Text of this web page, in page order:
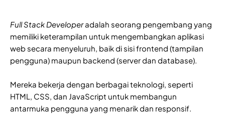
Full Stack Developeradalah seorang pengembang yang
memiliki keterampilan untuk mengembangkan aplikasi
web secara menyeluruh, baik di sisi frontend (tampilan
pengguna) maupun backend (server dan database).
Mereka bekerja dengan berbagai teknologi, seperti
HTML, CSS, dan JavaScript untuk membangun
antarmuka pengguna yang menarik dan responsif.